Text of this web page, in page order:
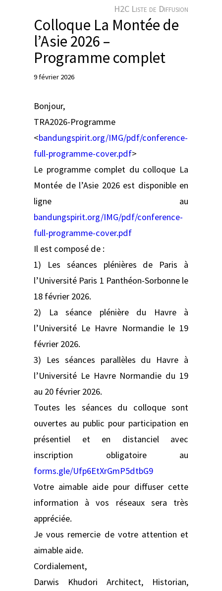
H2C Liste de Diffusion
Colloque La Montée de
l’Asie 2026 –
Programme complet
9 février 2026
Bonjour,
TRA2026-Programme
<bandungspirit.org/IMG/pdf/conference-
full-programme-cover.pdf>
Le programme complet du colloque La
Montée de l’Asie 2026 est disponible en
ligne au
bandungspirit.org/IMG/pdf/conference-
full-programme-cover.pdf
Il est composé de :
1) Les séances plénières de Paris à
l’Université Paris 1 Panthéon-Sorbonne le
18 février 2026.
2) La séance plénière du Havre à
l’Université Le Havre Normandie le 19
février 2026.
3) Les séances parallèles du Havre à
l’Université Le Havre Normandie du 19
au 20 février 2026.
Toutes les séances du colloque sont
ouvertes au public pour participation en
présentiel et en distanciel avec
inscription obligatoire au
forms.gle/Ufp6EtXrGmP5dtbG9
Votre aimable aide pour diffuser cette
information à vos réseaux sera très
appréciée.
Je vous remercie de votre attention et
aimable aide.
Cordialement,
Darwis Khudori Architect, Historian,